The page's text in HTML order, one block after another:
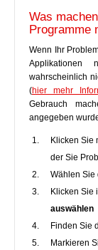
Was
Programme
Wenn Ihr
wahrscheinlich
(hier mehr
Gebrauch
angegeben
Klicken Sie
der Sie
Wählen Sie
Klicken Sie
auswählen
Finden Sie
Markieren